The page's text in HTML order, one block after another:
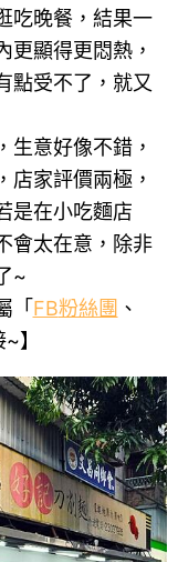
吃晚餐，結果一
更顯得更悶熱，
點受不了，就又
生意好像不錯，
店家評價兩極，
是在小吃麵店
會太在意，除非
~
「 FB粉絲團 、
~】